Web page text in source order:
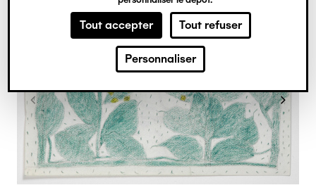
Tout accepter Tout refuser
Personnaliser